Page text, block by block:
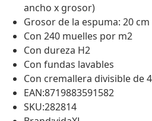
ancho x grosor)
Grosor de la espuma: 20 cm
Con 240 muelles por m2
Con dureza H2
Con fundas lavables
Con cremallera divisible de
EAN:8719883591582
SKU:282814